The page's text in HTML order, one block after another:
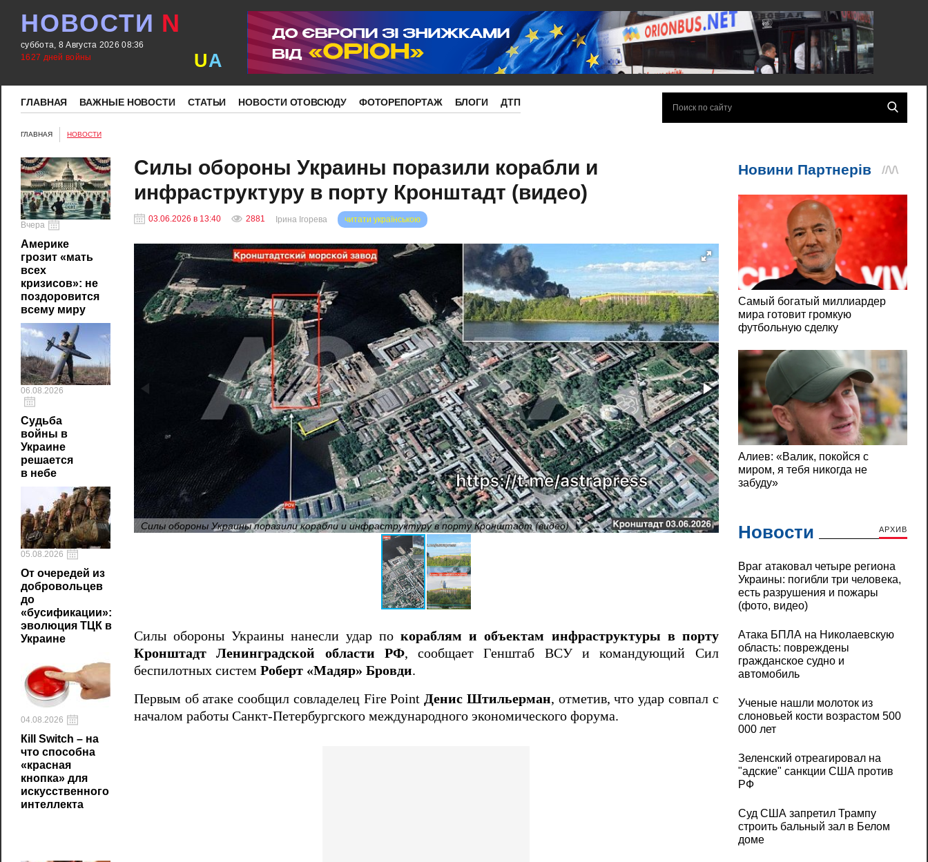
НОВОСТИ N
суббота, 8 Августа 2026 08:36
1627 дней войны
UA
ГЛАВНАЯ ВАЖНЫЕ НОВОСТИ СТАТЬИ НОВОСТИ ОТОВСЮДУ ФОТОРЕПОРТАЖ БЛОГИ ДТП
ГЛАВНАЯ НОВОСТИ
Вчера
Америке
грозит «мать
всех
кризисов»: не
поздоровится
всему миру
06.08.2026
Судьба
войны в
Украине
решается
в небе
05.08.2026
От очередей из
добровольцев
до
«бусификации»:
эволюция ТЦК в
Украине
04.08.2026
Кill Switch – на
что способна
«красная
кнопка» для
искусственного
интеллекта
Силы обороны Украины поразили корабли и
инфраструктуру в порту Кронштадт (видео)
03.06.2026 в 13:40 2881 читати українською
Ірина Ігорева
Силы обороны Украины поразили корабли и инфраструктуру в порту Кронштадт (видео) Силы обороны Украины поразили
Силы обороны Украины нанесли удар покораблям и объектам инфраструктуры в порту
Кронштадт Ленинградской области РФ, сообщает Генштаб ВСУ и командующий Сил
беспилотных систем Роберт «Мадяр» Бровди.
Первым об атаке сообщил совладелец Fire Point Денис Штильерман, отметив, что удар совпал с
началом работы Санкт‑Петербургского международного экономического форума.
Новости АРХИВ
Враг атаковал четыре региона
Украины: погибли три человека,
есть разрушения и пожары
(фото, видео)
Атака БПЛА на Николаевскую
область: повреждены
гражданское судно и
автомобиль
Ученые нашли молоток из
слоновьей кости возрастом 500
000 лет
Зеленский отреагировал на
"адские" санкции США против
РФ
Суд США запретил Трампу
строить бальный зал в Белом
доме